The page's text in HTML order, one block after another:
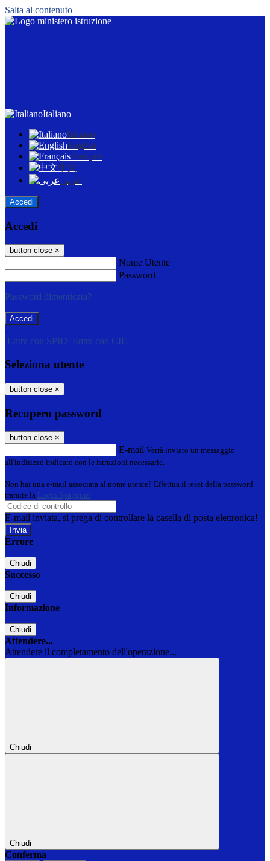
Salta al contenuto
Italiano
Italiano
English
Français
中文
عربى
Accedi
Accedi
button close ×
Nome Utente
Password
Password dimenticata?
-
Entra con SPID
Entra con CIE
Seleziona utente
button close ×
Recupero password
button close ×
E-mail Verrà inviato un messaggio
all'indirizzo indicato con le istruzioni necessarie.
Non hai una e-mail associata al nome utente? Effettua il reset della password
tramite la Login Spaggiari
E-mail inviata, si prega di controllare la casella di posta elettronica!
Errore
Chiudi
Successo
Chiudi
Informazione
Chiudi
Attendere...
Attendere il completamento dell'operazione...
Chiudi
Chiudi
Conferma